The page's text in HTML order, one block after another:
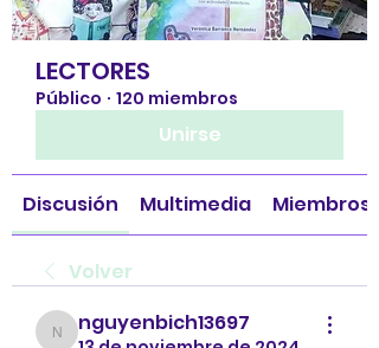
LECTORES
Público · 120 miembros
Unirse
Discusión Multimedia Miembros
Volver
nguyenbich13697
nguyenbich13697